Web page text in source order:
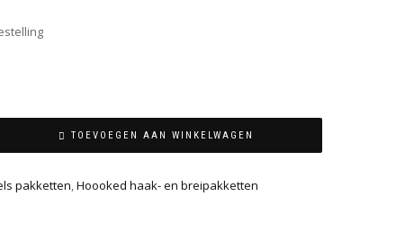
TOEVOEGEN AAN WINKELWAGEN
pakketten,Hoooked haak- en breipakketten